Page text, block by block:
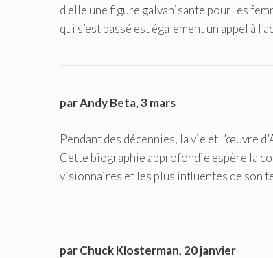
d'elle une figure galvanisante pour les
qui s’est passé est également un appel à
par Andy Beta, 3 mars
Pendant des décennies, la vie et l’œuvre
Cette biographie approfondie espère la
visionnaires et les plus influentes de son
par Chuck Klosterman, 20 janvier